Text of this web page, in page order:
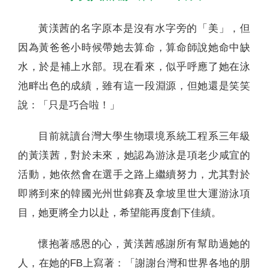
黃渼茜的名字原本是沒有水字旁的「美」，但
因為黃爸爸小時候帶她去算命，算命師說她命中缺
水，於是補上水部。現在看來，似乎呼應了她在泳
池畔出色的成績，雖有這一段淵源，但她還是笑笑
說：「只是巧合啦！」
目前就讀台灣大學生物環境系統工程系三年級
的黃渼茜，對於未來，她認為游泳是項老少咸宜的
活動，她依然會在選手之路上繼續努力，尤其對於
即將到來的韓國光州世錦賽及拿坡里世大運游泳項
目，她更將全力以赴，希望能再度創下佳績。
懷抱著感恩的心，黃渼茜感謝所有幫助過她的
人，在她的FB上寫著：「謝謝台灣和世界各地的朋